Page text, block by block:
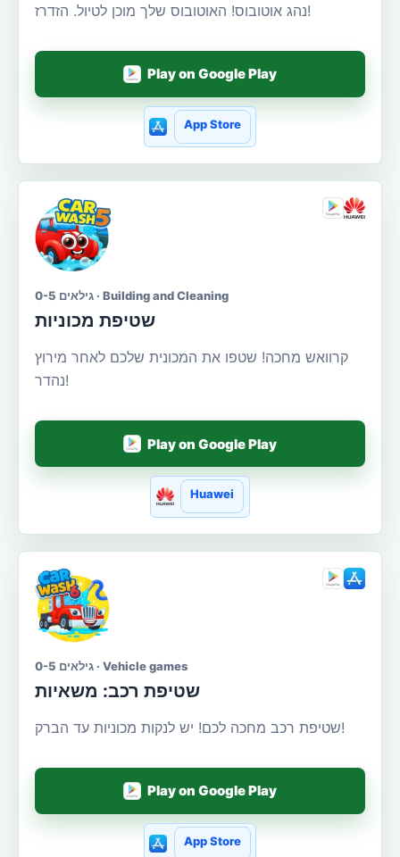
נהג אוטובוס! האוטובוס שלך מוכן לטיול. הזדרז!
Play on Google Play
App Store
גילאים 0-5 · Building and Cleaning
שטיפת מכוניות
קרוואש מחכה! שטפו את המכונית שלכם לאחר מירוץ
נהדר!
Play on Google Play
Huawei
גילאים 0-5 · Vehicle games
שטיפת רכב: משאיות
שטיפת רכב מחכה לכם! יש לנקות מכוניות עד הברק!
Play on Google Play
App Store